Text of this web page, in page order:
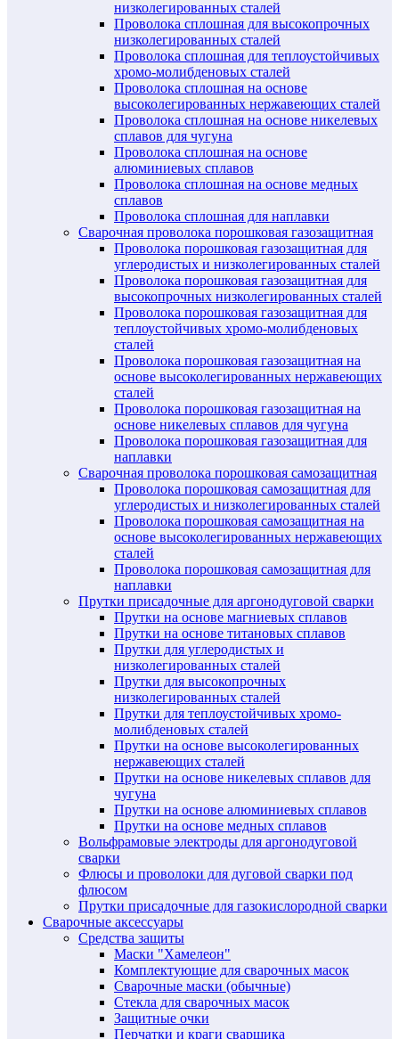
низколегированных сталей
Проволока сплошная для высокопрочных
низколегированных сталей
Проволока сплошная для теплоустойчивых
хромо-молибденовых сталей
Проволока сплошная на основе
высоколегированных нержавеющих сталей
Проволока сплошная на основе никелевых
сплавов для чугуна
Проволока сплошная на основе
алюминиевых сплавов
Проволока сплошная на основе медных
сплавов
Проволока сплошная для наплавки
Сварочная проволока порошковая газозащитная
Проволока порошковая газозащитная для
углеродистых и низколегированных сталей
Проволока порошковая газозащитная для
высокопрочных низколегированных сталей
Проволока порошковая газозащитная для
теплоустойчивых хромо-молибденовых
сталей
Проволока порошковая газозащитная на
основе высоколегированных нержавеющих
сталей
Проволока порошковая газозащитная на
основе никелевых сплавов для чугуна
Проволока порошковая газозащитная для
наплавки
Сварочная проволока порошковая самозащитная
Проволока порошковая самозащитная для
углеродистых и низколегированных сталей
Проволока порошковая самозащитная на
основе высоколегированных нержавеющих
сталей
Проволока порошковая самозащитная для
наплавки
Прутки присадочные для аргонодуговой сварки
Прутки на основе магниевых сплавов
Прутки на основе титановых сплавов
Прутки для углеродистых и
низколегированных сталей
Прутки для высокопрочных
низколегированных сталей
Прутки для теплоустойчивых хромо-
молибденовых сталей
Прутки на основе высоколегированных
нержавеющих сталей
Прутки на основе никелевых сплавов для
чугуна
Прутки на основе алюминиевых сплавов
Прутки на основе медных сплавов
Вольфрамовые электроды для аргонодуговой
сварки
Флюсы и проволоки для дуговой сварки под
флюсом
Прутки присадочные для газокислородной сварки
Сварочные аксессуары
Средства защиты
Маски "Хамелеон"
Комплектующие для сварочных масок
Сварочные маски (обычные)
Стекла для сварочных масок
Защитные очки
Перчатки и краги сварщика